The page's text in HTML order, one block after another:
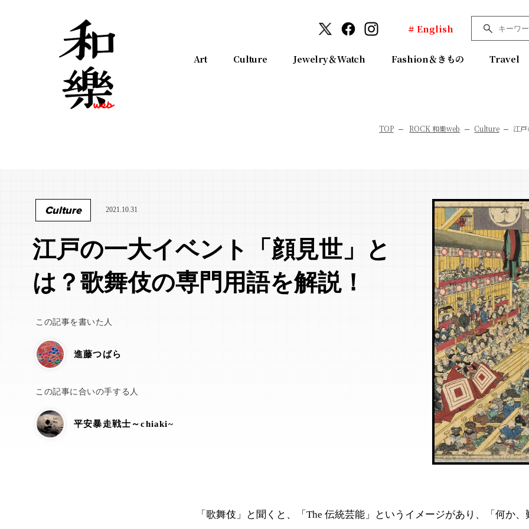
# English
Art Culture Jewelry＆Watch Fashion＆きもの Travel
TOP ROCK 和樂web Culture 江
Culture 2021.10.31
江戸の一大イベント「顔見世」と
は？歌舞伎の専門用語を解説！
この記事を書いた人
進藤つばら
この記事に合いの手する人
平安暴走戦士～chiaki~
「歌舞伎」と聞くと、「The 伝統芸能」というイメージがあり、「何か、